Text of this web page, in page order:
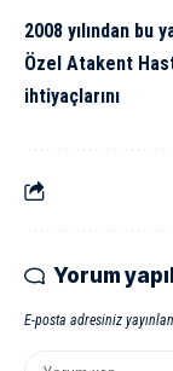
2008 yılından bu
Özel Atakent
ihtiyaçlarını
Yorum
E-posta adresiniz